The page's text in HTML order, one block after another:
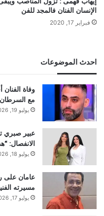
الإنسان الفنان فالمجد للفن
فبراير 17, 2020
احدث الموضوعات
وفاة
مع السرطان
يوليو 19, 2026
عبير صبري
الانفصال:
يوليو 18, 2026
عامان على
مسيرته
يوليو 17, 2026